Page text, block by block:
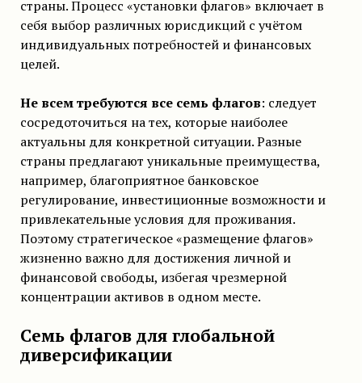
страны. Процесс «установки флагов» включает в
себя выбор различных юрисдикций с учётом
индивидуальных потребностей и финансовых
целей.
Не всем требуются все семь флагов: следует
сосредоточиться на тех, которые наиболее
актуальны для конкретной ситуации. Разные
страны предлагают уникальные преимущества,
например, благоприятное банковское
регулирование, инвестиционные возможности и
привлекательные условия для проживания.
Поэтому стратегическое «размещение флагов»
жизненно важно для достижения личной и
финансовой свободы, избегая чрезмерной
концентрации активов в одном месте.
Семь флагов для глобальной
диверсификации